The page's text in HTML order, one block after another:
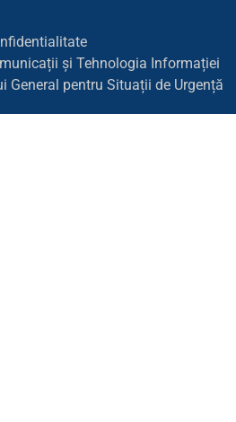
și Tehnologia Informației
General pentru Situații de Urgență